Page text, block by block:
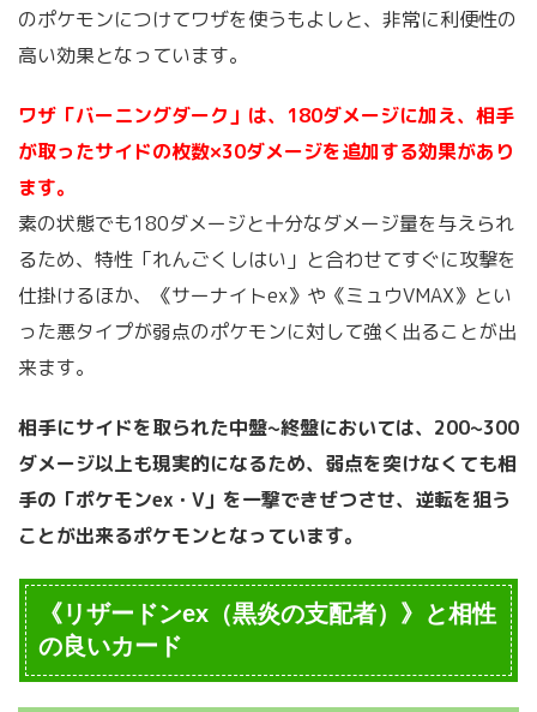
のポケモンにつけてワザを使うもよしと、非常に利便性の
高い効果となっています。
ワザ「バーニングダーク」は、180ダメージに加え、相手
が取ったサイドの枚数×30ダメージを追加する効果があり
ます。
素の状態でも180ダメージと十分なダメージ量を与えられ
るため、特性「れんごくしはい」と合わせてすぐに攻撃を
仕掛けるほか、《サーナイトex》や《ミュウVMAX》とい
った悪タイプが弱点のポケモンに対して強く出ることが出
来ます。
相手にサイドを取られた中盤~終盤においては、200~300
ダメージ以上も現実的になるため、弱点を突けなくても相
手の「ポケモンex・V」を一撃できぜつさせ、逆転を狙う
ことが出来るポケモンとなっています。
《リザードンex（黒炎の支配者）》と相性
の良いカード